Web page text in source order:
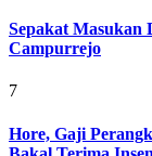
Sepakat Masukan
Campurrejo
7
Hore, Gaji